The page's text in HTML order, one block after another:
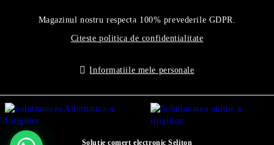
Magazinul nostru respecta 100% prevederile GDPR.
Citeste politica de confidentialitate
Informatiile mele personale
Solutie comert electronic Seliton